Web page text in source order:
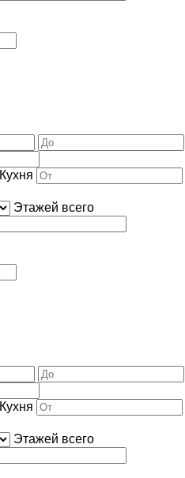
Кухня
Этажей всего
Кухня
Этажей всего